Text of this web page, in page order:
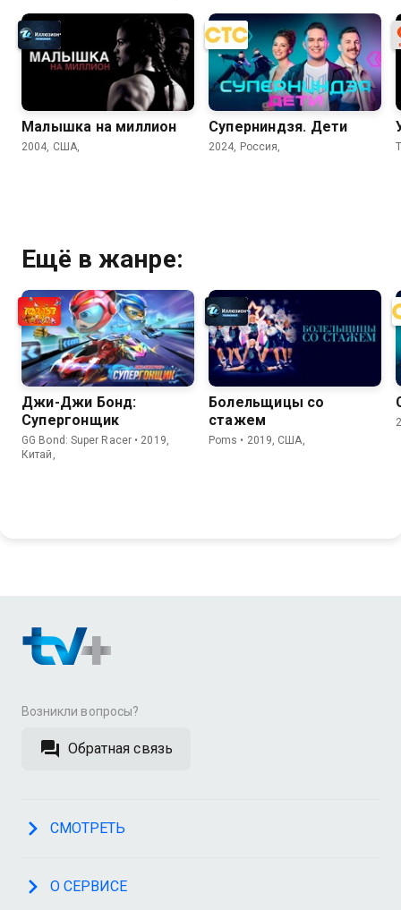
Малышка на миллион
2004, США,
Суперниндзя. Дети
2024, Россия,
Ещё в жанре:
Джи-Джи Бонд:
Супергонщик
GG Bond: Super Racer • 2019,
Китай,
Болельщицы со
стажем
Poms • 2019, США,
Возникли вопросы?
Обратная связь
СМОТРЕТЬ
О СЕРВИСЕ